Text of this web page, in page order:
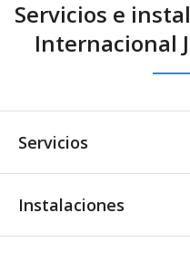
Servicios e
Internacional
Servicios
Instalaciones